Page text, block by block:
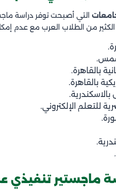
التي أصبحت توفر دراسة
الكثير من الطلاب العرب مع عدم
بالقاهرة.
بالقاهرة.
للتعلم الإلكتروني.
ماجستير تنفيذي